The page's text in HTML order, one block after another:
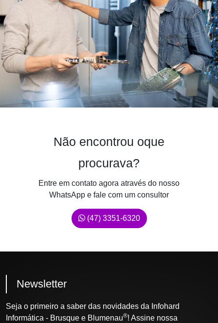
Não encontrou oque
procurava?
Entre em contato agora através do nosso
WhatsApp e fale com um consultor
(47) 3351-6320
Newsletter
Seja o primeiro a saber das novidades da Infohard
Informática - Brusque e Blumenau®! Assine nossa